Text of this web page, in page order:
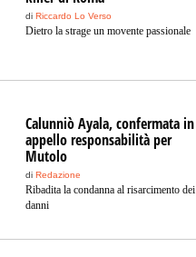
di Riccardo Lo Verso
Dietro la strage un movente passionale
Calunniò Ayala, confermata in
appello responsabilità per
Mutolo
di Redazione
Ribadita la condanna al risarcimento dei
danni